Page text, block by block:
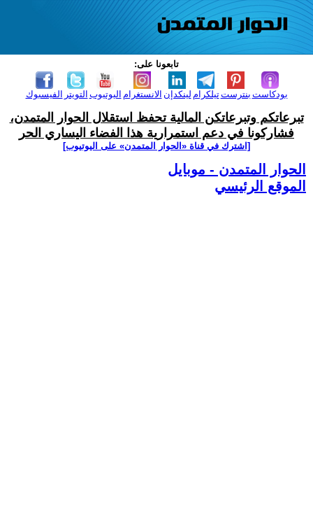
تابعونا على:
الفيسبوك التويتر اليوتيوب الانستغرام لينكدإن تيلكرامبنترست بودكاست
تبرعاتكم وتبرعاتكن المالية تحفظ استقلال الحوار المتمدن،
فشاركونا في دعم استمرارية هذا الفضاء اليساري الحر
[اشترك في قناة ‫«الحوار المتمدن» على اليوتيوب]
الحوار المتمدن - موبايل
الموقع الرئيسي